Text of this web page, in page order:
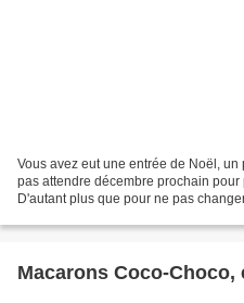
Vous avez eut une entrée de Noël,
pas attendre décembre prochain
D'autant plus que pour ne pas
Macarons Coco-